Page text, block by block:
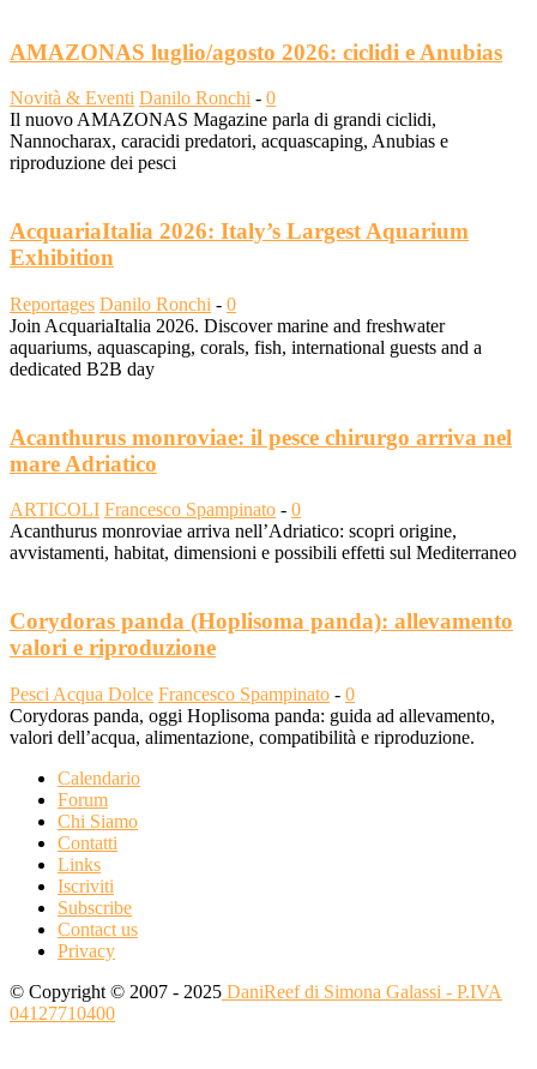
AMAZONAS luglio/agosto 2026: ciclidi e Anubias
Novità & Eventi Danilo Ronchi - 0
Il nuovo AMAZONAS Magazine parla di grandi ciclidi,
Nannocharax, caracidi predatori, acquascaping, Anubias e
riproduzione dei pesci
AcquariaItalia 2026: Italy’s Largest Aquarium
Exhibition
Reportages Danilo Ronchi - 0
Join AcquariaItalia 2026. Discover marine and freshwater
aquariums, aquascaping, corals, fish, international guests and a
dedicated B2B day
Acanthurus monroviae: il pesce chirurgo arriva nel
mare Adriatico
ARTICOLI Francesco Spampinato - 0
Acanthurus monroviae arriva nell’Adriatico: scopri origine,
avvistamenti, habitat, dimensioni e possibili effetti sul Mediterraneo
Corydoras panda (Hoplisoma panda): allevamento
valori e riproduzione
Pesci Acqua Dolce Francesco Spampinato - 0
Corydoras panda, oggi Hoplisoma panda: guida ad allevamento,
valori dell’acqua, alimentazione, compatibilità e riproduzione.
Calendario
Forum
Chi Siamo
Contatti
Links
Iscriviti
Subscribe
Contact us
Privacy
© Copyright © 2007 - 2025 DaniReef di Simona Galassi - P.IVA
04127710400